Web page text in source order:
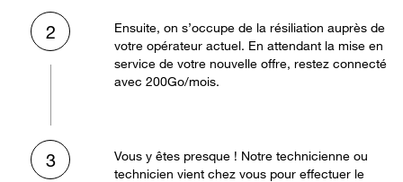
2
Ensuite, on s’occupe de la résiliation auprès de
votre opérateur actuel. En attendant la mise en
service de votre nouvelle offre, restez connecté
avec 200Go/mois.
3
Vous y êtes presque ! Notre technicienne ou
technicien vient chez vous pour effectuer le